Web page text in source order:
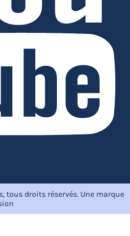
tous droits réservés. Une marque